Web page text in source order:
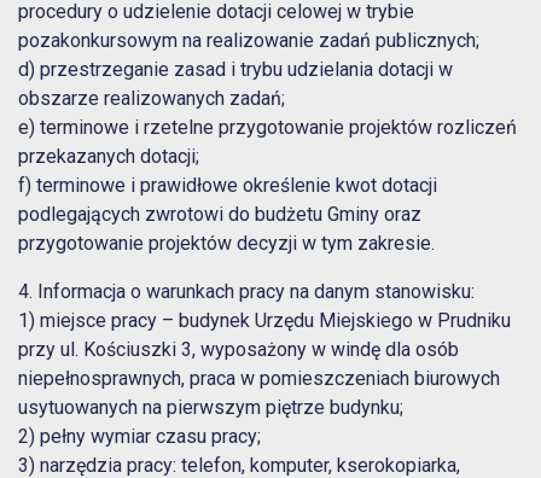
procedury o udzielenie dotacji celowej w trybie
pozakonkursowym na realizowanie zadań publicznych;
d) przestrzeganie zasad i trybu udzielania dotacji w
obszarze realizowanych zadań;
e) terminowe i rzetelne przygotowanie projektów rozliczeń
przekazanych dotacji;
f) terminowe i prawidłowe określenie kwot dotacji
podlegających zwrotowi do budżetu Gminy oraz
przygotowanie projektów decyzji w tym zakresie.
4. Informacja o warunkach pracy na danym stanowisku:
1) miejsce pracy – budynek Urzędu Miejskiego w Prudniku
przy ul. Kościuszki 3, wyposażony w windę dla osób
niepełnosprawnych, praca w pomieszczeniach biurowych
usytuowanych na pierwszym piętrze budynku;
2) pełny wymiar czasu pracy;
3) narzędzia pracy: telefon, komputer, kserokopiarka,